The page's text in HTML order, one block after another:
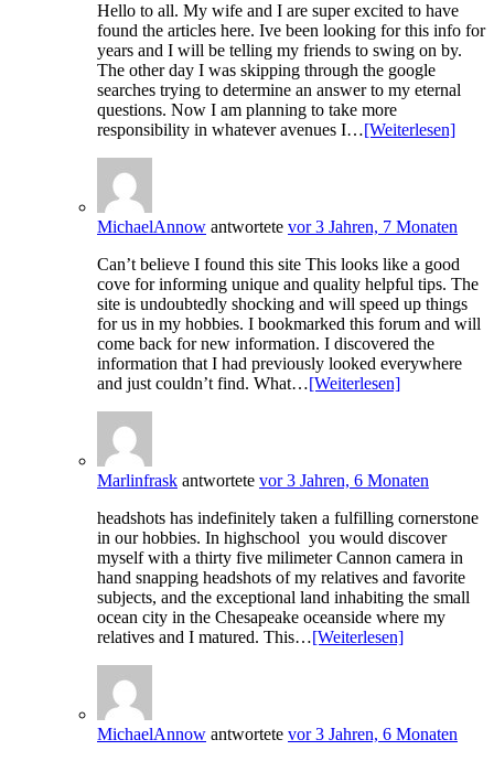
Hello to all. My wife and I are super excited to have
found the articles here. Ive been looking for this info for
years and I will be telling my friends to swing on by.
The other day I was skipping through the google
searches trying to determine an answer to my eternal
questions. Now I am planning to take more
responsibility in whatever avenues I…[Weiterlesen]
MichaelAnnow antwortete vor 3 Jahren, 7 Monaten
Can’t believe I found this site This looks like a good
cove for informing unique and quality helpful tips. The
site is undoubtedly shocking and will speed up things
for us in my hobbies. I bookmarked this forum and will
come back for new information. I discovered the
information that I had previously looked everywhere
and just couldn’t find. What…[Weiterlesen]
Marlinfrask antwortete vor 3 Jahren, 6 Monaten
headshots has indefinitely taken a fulfilling cornerstone
in our hobbies. In highschool you would discover
myself with a thirty five milimeter Cannon camera in
hand snapping headshots of my relatives and favorite
subjects, and the exceptional land inhabiting the small
ocean city in the Chesapeake oceanside where my
relatives and I matured. This…[Weiterlesen]
MichaelAnnow antwortete vor 3 Jahren, 6 Monaten